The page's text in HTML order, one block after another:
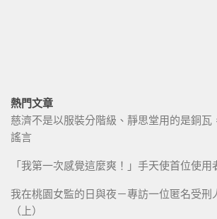
熱門文章
慈濟不是以服裝分階級、靜思堂用的是銅瓦
謠言
「我第一次感覺這麼爽！」手天使首位使用
我在桃園女監的日與夜－專訪一位匿名受刑
（上）